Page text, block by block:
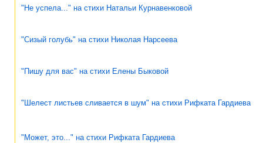
"Не успела..." на стихи Натальи Курнавенковой
"Сизый голубь" на стихи Николая Нарсеева
"Пишу для вас" на стихи Елены Быковой
"Шелест листьев сливается в шум" на стихи Рифката Гардиева
"Может, это..." на стихи Рифката Гардиева